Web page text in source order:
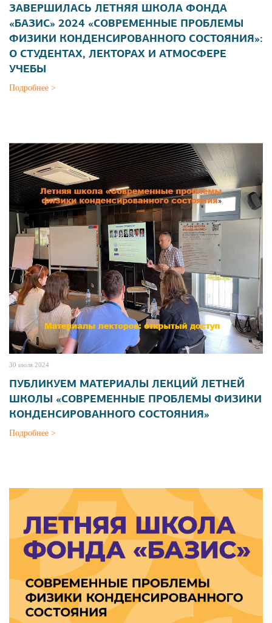
ЗАВЕРШИЛАСЬ ЛЕТНЯЯ ШКОЛА ФОНДА
«БАЗИС» 2024 «СОВРЕМЕННЫЕ ПРОБЛЕМЫ
ФИЗИКИ КОНДЕНСИРОВАННОГО СОСТОЯНИЯ»:
О СТУДЕНТАХ, ЛЕКТОРАХ И АТМОСФЕРЕ
УЧЕБЫ
Подробнее >
30 июля 2024
ПУБЛИКУЕМ МАТЕРИАЛЫ ЛЕКЦИЙ ЛЕТНЕЙ
ШКОЛЫ «СОВРЕМЕННЫЕ ПРОБЛЕМЫ ФИЗИКИ
КОНДЕНСИРОВАННОГО СОСТОЯНИЯ»
Подробнее >